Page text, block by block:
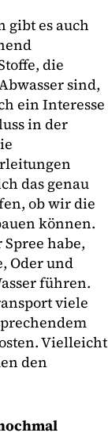
gibt es auch
die
sind,
ein Interesse
in der
das genau
ob wir die
können.
habe,
Oder und
führen.
viele
Vielleicht
den